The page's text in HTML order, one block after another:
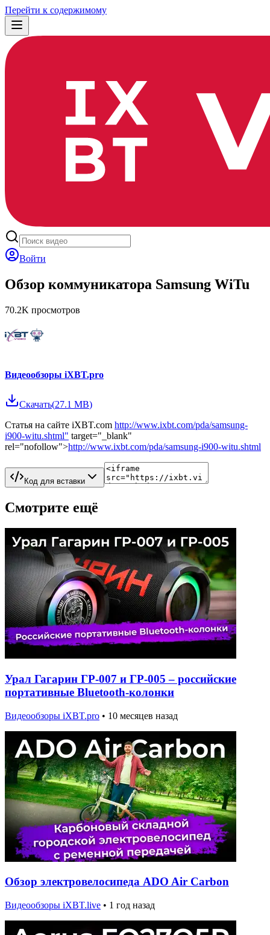
Перейти к содержимому
Войти
Обзор коммуникатора Samsung WiTu
70.2K просмотров
Видеообзоры iXBT.pro
Скачать(27.1 MB)
Статья на сайте iXBT.com http://www.ixbt.com/pda/samsung-
i900-witu.shtml" target="_blank"
rel="nofollow">http://www.ixbt.com/pda/samsung-i900-witu.shtml
Код для вставки
Смотрите ещё
Урал Гагарин ГР-007 и ГР-005 – российские
портативные Bluetooth-колонки
Видеообзоры iXBT.pro • 10 месяцев назад
Обзор электровелосипеда ADO Air Carbon
Видеообзоры iXBT.live • 1 год назад